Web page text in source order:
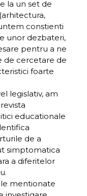
la un set de
constienti
unor dezbateri,
pentru a ne
de cercetare de
foarte
legislativ, am
educationale
de a
simptomatica
a diferitelor
mentionate